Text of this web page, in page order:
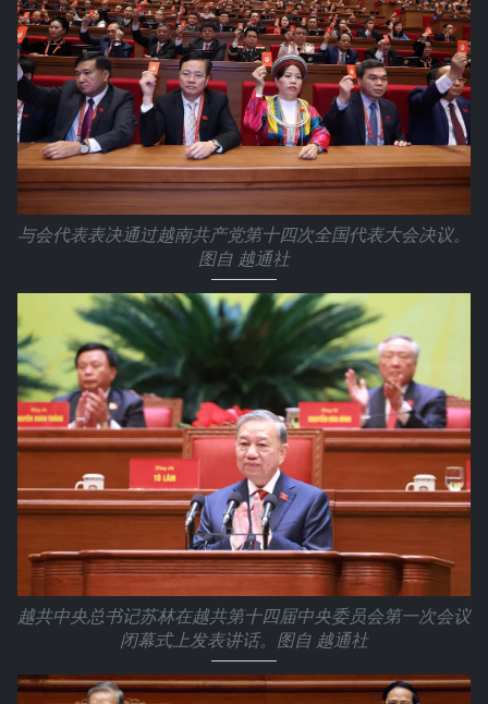
与会代表表决通过越南共产党第十四次全国代表大会决议。
图自 越通社
越共中央总书记苏林在越共第十四届中央委员会第一次会议
闭幕式上发表讲话。图自 越通社